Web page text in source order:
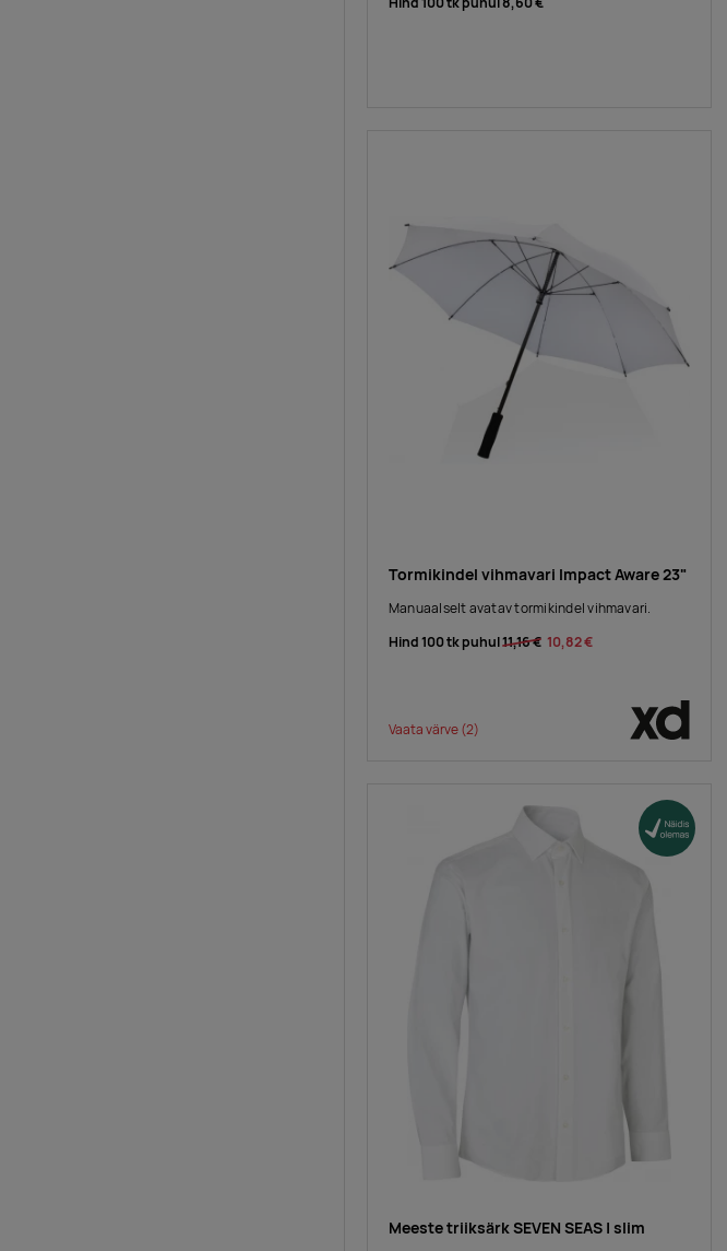
Tormikindel vihmavari Impact Aware 23"
Manuaalselt avatav tormikindel vihmavari.
Hind 100 tk puhul11,16 € 10,82 €
Vaata värve(2)
Meeste triiksärk SEVEN SEAS | slim